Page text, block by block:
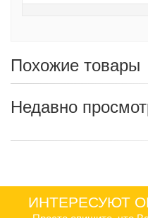
Похожие товары
Недавно
ИНТЕРЕСУЮТ